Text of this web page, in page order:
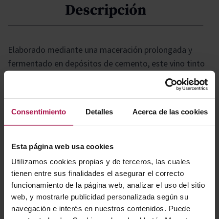
Consentimiento Detalles Acerca de las cookies
Esta página web usa cookies
Utilizamos cookies propias y de terceros, las cuales
tienen entre sus finalidades el asegurar el correcto
funcionamiento de la página web, analizar el uso del sitio
web, y mostrarle publicidad personalizada según su
navegación e interés en nuestros contenidos. Puede
Descripción
Elaborado mediante una maceración prolongada y
fermentado en depósitos de cemento, este vino tinto
pasa 24 meses en barricas de roble francés y al menos
12 meses en botella, lo que le confiere una gran
concentración garantizan una experiencia sofisticada y
carácter y profundidad.
Gastronomía